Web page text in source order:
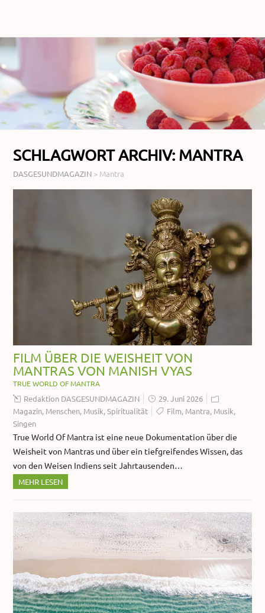
SCHLAGWORT ARCHIV: MANTRA
DASGESUNDMAGAZIN > Mantra
FILM ÜBER DIE WEISHEIT VON
MANTRAS VON MANISH VYAS
TRUE WORLD OF MANTRA
Redaktion DASGESUNDMAGAZIN
29. Juni 2026
Magazin, Menschen, Musik,Spiritualität Film, Mantra, Musik,
Singen
True World Of Mantra ist eine neue Dokumentation über die
Weisheit von Mantras und über ein tiefgreifendes Wissen, das
von den Weisen Indiens seit Jahrtausenden…
MEHR LESEN